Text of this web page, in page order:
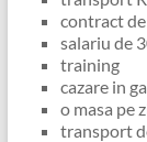
contract
salariu de
training
cazare in
o masa pe
transport